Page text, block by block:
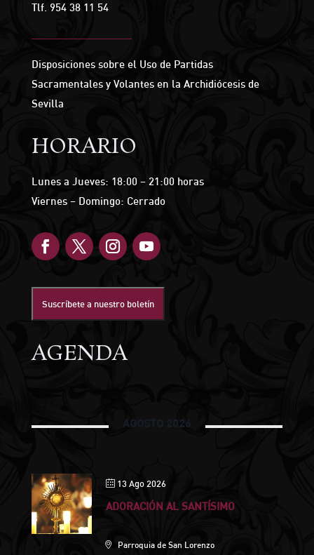
Tlf. 954 38 11 54
Disposiciones sobre el Uso de Partidas
Sacramentales y Volantes en la Archidiócesis de
Sevilla
HORARIO
Lunes a Jueves: 18:00 – 21:00 horas
Viernes – Domingo: Cerrado
Suscríbete a nuestro boletín
AGENDA
AGOSTO 2026
13 Ago 2026
ADORACIÓN AL SANTÍSIMO
Parroquia de San Lorenzo